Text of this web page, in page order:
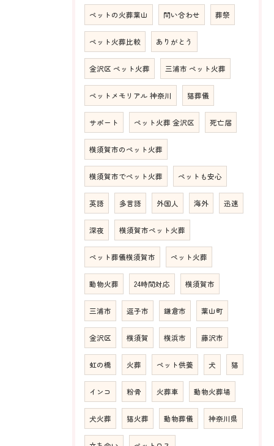
ペットの火葬葉山 問い合わせ 葬祭
ペット火葬比較 ありがとう
金沢区 ペット火葬 三浦市 ペット火葬
ペットメモリアル 神奈川 猫葬儀
サポート ペット火葬 金沢区 死亡届
横須賀市のペット火葬
横須賀市でペット火葬 ペットも安心
英語 多言語 外国人 海外 迅速
深夜 横須賀市ペット火葬
ペット葬儀横須賀市 ペット火葬
動物火葬 24時間対応 横須賀市
三浦市 逗子市 鎌倉市 葉山町
金沢区 横須賀 横浜市 藤沢市
虹の橋 火葬 ペット供養 犬 猫
インコ 粉骨 火葬車 動物火葬場
犬火葬 猫火葬 動物葬儀 神奈川県